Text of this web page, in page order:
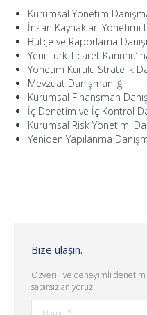
Kurumsal Yönetim
İnsan Kaynakları Yönetimi
Bütçe ve Raporlama
Yeni Türk Ticaret Kanunu’
Yönetim Kurulu Stratejik
Mevzuat Danışmanlığı
Kurumsal Finansman
İç Denetim ve İç Kontrol
Kurumsal Risk Yönetimi
Yeniden Yapılanma
Bize ulaşın.
Özverili ve deneyimli
sabırsızlanıyoruz.